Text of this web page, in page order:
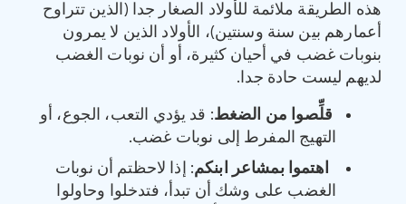
هذه الطريقة ملائمة للأولاد الصغار جدا (الذين تتراوح
أعمارهم بين سنة وسنتين)، الأولاد الذين لا يمرون
بنوبات غضب في أحيان كثيرة، أو أن نوبات الغضب
لديهم ليست حادة جدا.
قلِّصوا من الضغط: قد يؤدي التعب، الجوع، أو
التهيج المفرط إلى نوبات غضب.
اهتموا بمشاعر ابنكم: إذا لاحظتم أن نوبات
الغضب على وشك أن تبدأ، فتدخلوا وحاولوا